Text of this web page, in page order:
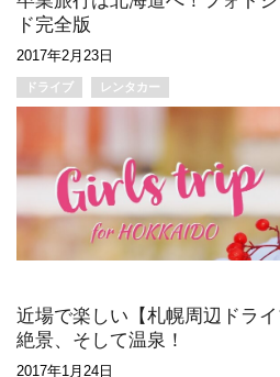
ド完全版
2017年2月23日
ドライブ レンタカー
近場で楽しい【札幌周辺ドラ
絶景、そして温泉！
2017年1月24日